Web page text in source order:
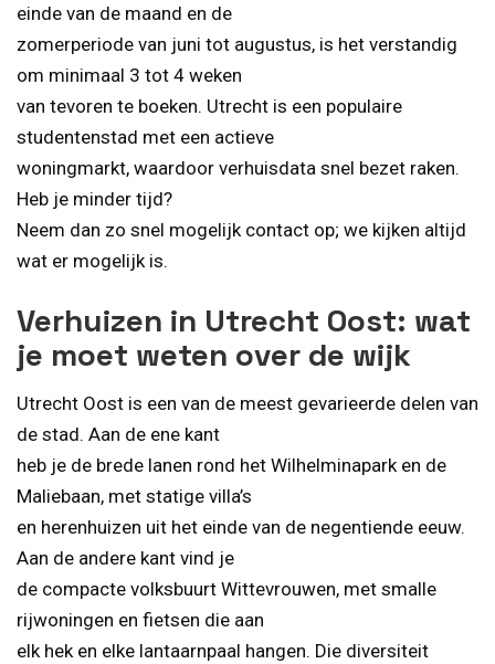
einde van de maand en de
zomerperiode van juni tot augustus, is het verstandig
om minimaal 3 tot 4 weken
van tevoren te boeken. Utrecht is een populaire
studentenstad met een actieve
woningmarkt, waardoor verhuisdata snel bezet raken.
Heb je minder tijd?
Neem dan zo snel mogelijk contact op; we kijken altijd
wat er mogelijk is.
Verhuizen in Utrecht Oost: wat
je moet weten over de wijk
Utrecht Oost is een van de meest gevarieerde delen van
de stad. Aan de ene kant
heb je de brede lanen rond het Wilhelminapark en de
Maliebaan, met statige villa’s
en herenhuizen uit het einde van de negentiende eeuw.
Aan de andere kant vind je
de compacte volksbuurt Wittevrouwen, met smalle
rijwoningen en fietsen die aan
elk hek en elke lantaarnpaal hangen. Die diversiteit